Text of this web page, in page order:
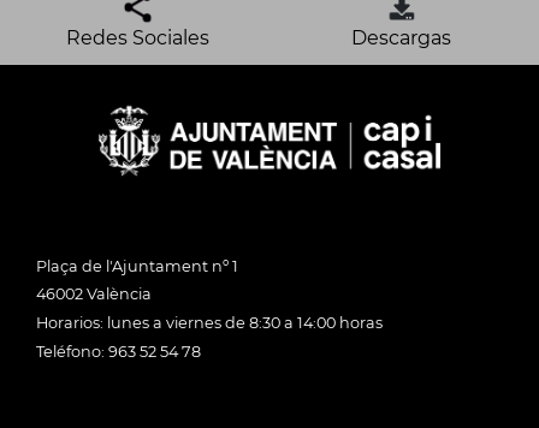
Redes Sociales Descargas
Plaça de l'Ajuntament nº 1
46002 València
Horarios: lunes a viernes de 8:30 a 14:00 horas
Teléfono: 963 52 54 78